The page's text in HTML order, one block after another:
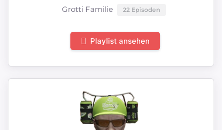
Grotti Familie 22 Episoden
Playlist ansehen